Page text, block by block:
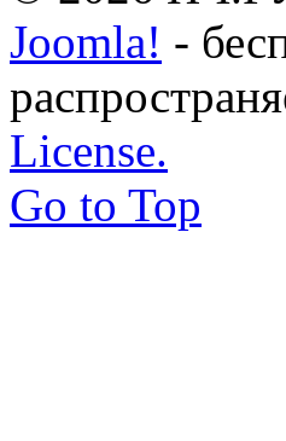
Joomla! -
License.
Go to Top